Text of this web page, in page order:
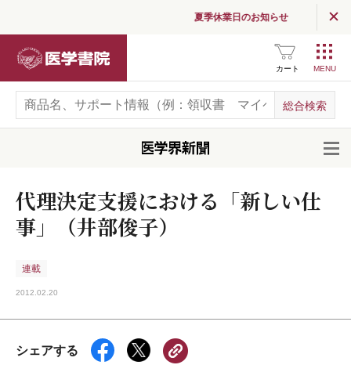
夏季休業日のお知らせ
カート
代理決定支援における「新しい仕
事」（井部俊子）
連載
2012.02.20
シェアする